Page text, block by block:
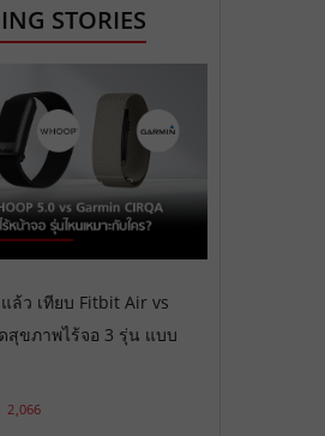
STORIES
ล้ว เทียบ Fitbit Air vs
สุขภาพไร้จอ 3 รุ่น แบบ
2,066